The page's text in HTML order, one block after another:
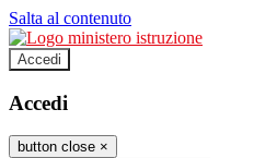
Salta al contenuto
Accedi
Accedi
button close ×